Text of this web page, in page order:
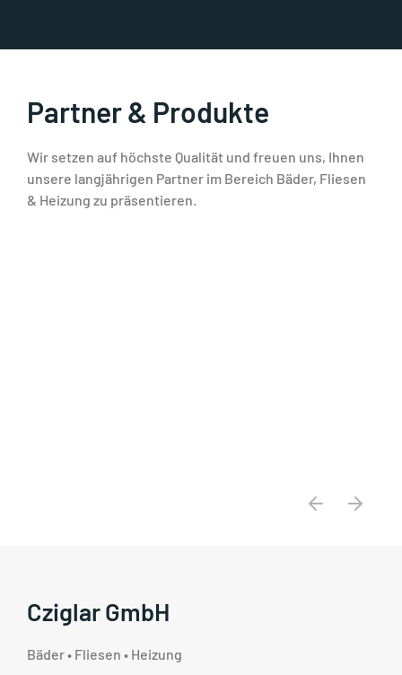
Partner & Produkte
Wir setzen auf höchste Qualität und freuen uns, Ihnen
unsere langjährigen Partner im Bereich Bäder, Fliesen
& Heizung zu präsentieren.
Cziglar GmbH
Bäder • Fliesen • Heizung